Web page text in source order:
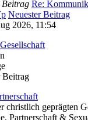
Beitrag Re:
Neuester Beitrag
2026, 11:54
Beitrag
christlich geprägten
Partnerschaft &